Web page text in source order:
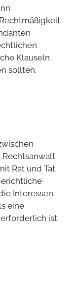
Klauseln
sollten.
Rat und Tat
Interessen
eine
ist.